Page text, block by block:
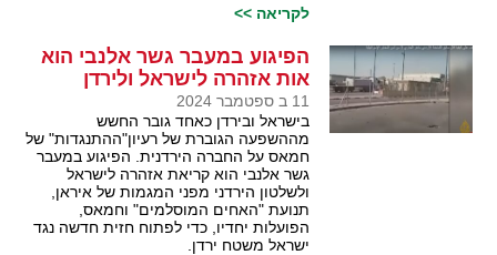
לקריאה >>
הפיגוע במעבר גשר אלנבי הוא
אות אזהרה לישראל ולירדן
11 ב ספטמבר 2024
בישראל ובירדן כאחד גובר החשש
מההשפעה הגוברת של רעיון"ההתנגדות" של
חמאס על החברה הירדנית. הפיגוע במעבר
גשר אלנבי הוא קריאת אזהרה לישראל
ולשלטון הירדני מפני המגמות של איראן,
תנועת "האחים המוסלמים" וחמאס,
הפועלות יחדיו, כדי לפתוח חזית חדשה נגד
ישראל משטח ירדן.